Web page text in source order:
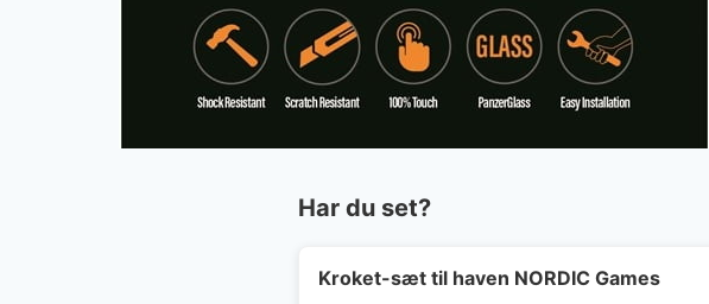
Har du set?
Kroket-sæt til haven NORDIC Games